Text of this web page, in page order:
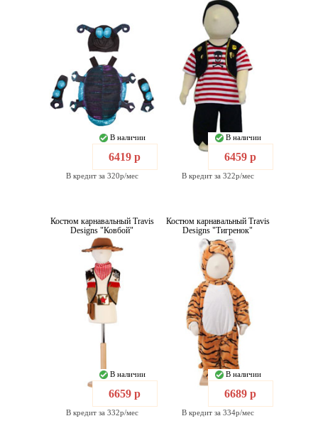
В наличии
6419 р
В кредит за 320р/мес
В наличии
6459 р
В кредит за 322р/мес
Костюм карнавальный Travis
Designs "Ковбой"
В наличии
6659 р
В кредит за 332р/мес
Костюм карнавальный Travis
Designs "Тигренок"
В наличии
6689 р
В кредит за 334р/мес